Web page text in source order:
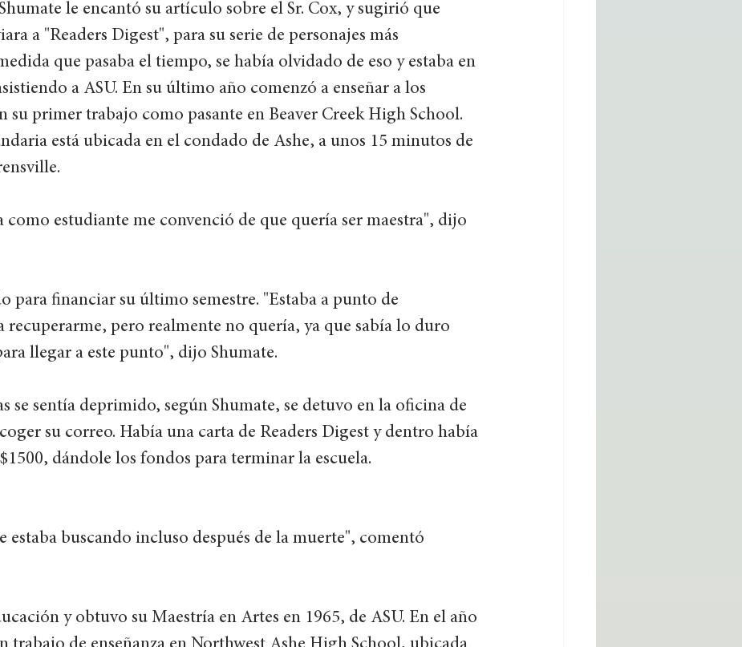
le encantó su artículo sobre el Sr. Cox, y sugirió que
a "Readers Digest", para su serie de personajes más
que pasaba el tiempo, se había olvidado de eso y estaba en
a ASU. En su último año comenzó a enseñar a los
su primer trabajo como pasante en Beaver Creek High School.
está ubicada en el condado de Ashe, a unos 15 minutos de
como estudiante me convenció de que quería ser maestra", dijo
para financiar su último semestre. "Estaba a punto de
recuperarme, pero realmente no quería, ya que sabía lo duro
llegar a este punto", dijo Shumate.
se sentía deprimido, según Shumate, se detuvo en la oficina de
su correo. Había una carta de Readers Digest y dentro había
dándole los fondos para terminar la escuela.
estaba buscando incluso después de la muerte", comentó
y obtuvo su Maestría en Artes en 1965, de ASU. En el año